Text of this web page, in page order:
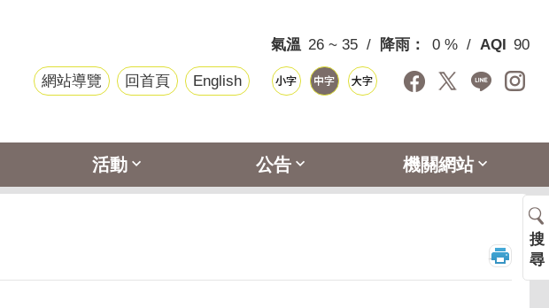
氣溫 26 ~ 35 降雨： 0 % AQI 90
網站導覽 回首頁 English
活動 公告 機關網站
搜
尋
_